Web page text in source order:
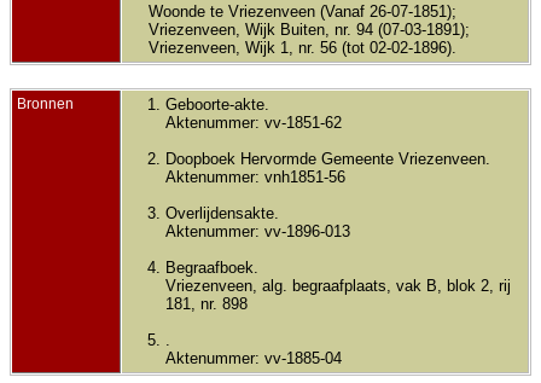
Woonde te Vriezenveen (Vanaf 26-07-1851);
Vriezenveen, Wijk Buiten, nr. 94 (07-03-1891);
Vriezenveen, Wijk 1, nr. 56 (tot 02-02-1896).
Bronnen
Geboorte-akte.
Aktenummer: vv-1851-62
Doopboek Hervormde Gemeente Vriezenveen.
Aktenummer: vnh1851-56
Overlijdensakte.
Aktenummer: vv-1896-013
Begraafboek.
Vriezenveen, alg. begraafplaats, vak B, blok 2, rij
181, nr. 898
Aktenummer: vv-1885-04